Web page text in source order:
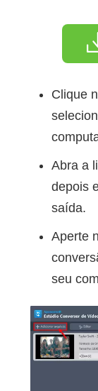
Clique
Abra a
depois
saída.
Aperte
seu